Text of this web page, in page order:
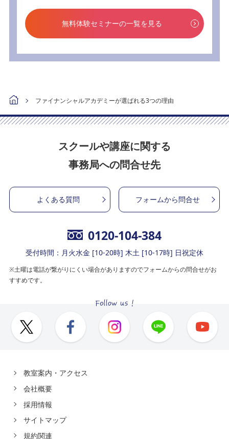
無料体験セミナーの一覧を見る
ファイナンシャルアカデミーが選ばれる3つの理由
スクールや講座に関する
事務局への問合せ先
よくある質問 フォームから問合せ
0120-104-384
受付時間：月火水金 [10-20時] 木土 [10-17時] 日祝定休
※土曜は電話が繋がりにくい場合がありますのでフォームからの問合せがお
すすめです。
教室案内・アクセス
会社概要
採用情報
サイトマップ
規約関連